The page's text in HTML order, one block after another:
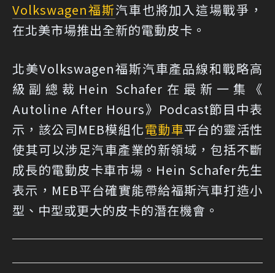
Volkswagen福斯汽車也將加入這場戰爭，
在北美市場推出全新的電動皮卡。
北美Volkswagen福斯汽車產品線和戰略高
級副總裁Hein Schafer在最新一集《
Autoline After Hours》Podcast節目中表
示，該公司MEB模組化電動車平台的靈活性
使其可以涉足汽車產業的新領域，包括不斷
成長的電動皮卡車市場。Hein Schafer先生
表示，MEB平台確實能帶給福斯汽車打造小
型、中型或更大的皮卡的潛在機會。